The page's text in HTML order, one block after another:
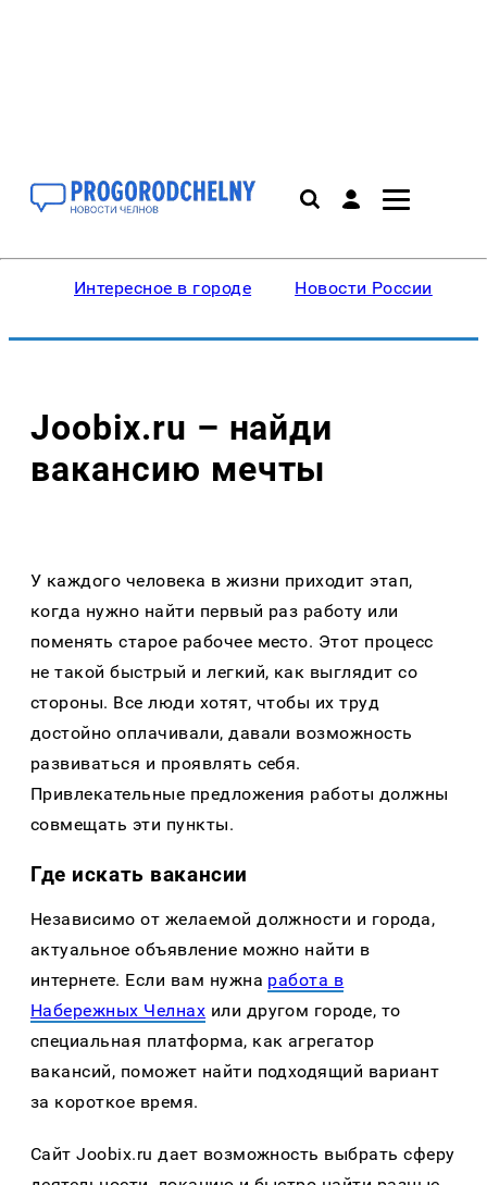
Интересное в городе Новости России
Joobix.ru – найди
вакансию мечты
У каждого человека в жизни приходит этап,
когда нужно найти первый раз работу или
поменять старое рабочее место. Этот процесс
не такой быстрый и легкий, как выглядит со
стороны. Все люди хотят, чтобы их труд
достойно оплачивали, давали возможность
развиваться и проявлять себя.
Привлекательные предложения работы должны
совмещать эти пункты.
Где искать вакансии
Независимо от желаемой должности и города,
актуальное объявление можно найти в
интернете. Если вам нужна работа в
Набережных Челнах или другом городе, то
специальная платформа, как агрегатор
вакансий, поможет найти подходящий вариант
за короткое время.
Сайт Joobix.ru дает возможность выбрать сферу